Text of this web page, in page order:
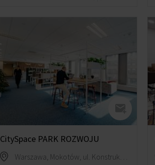
CitySpace PARK ROZWOJU
Warszawa, Mokotów, ul. Konstruktorska 12A